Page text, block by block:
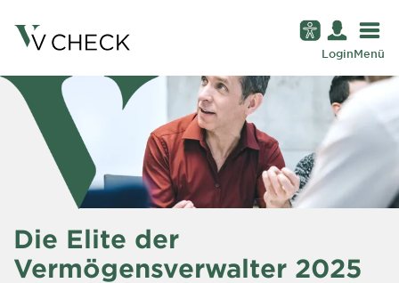
LoginMenü
Die Elite der
Vermögensverwalter 2025